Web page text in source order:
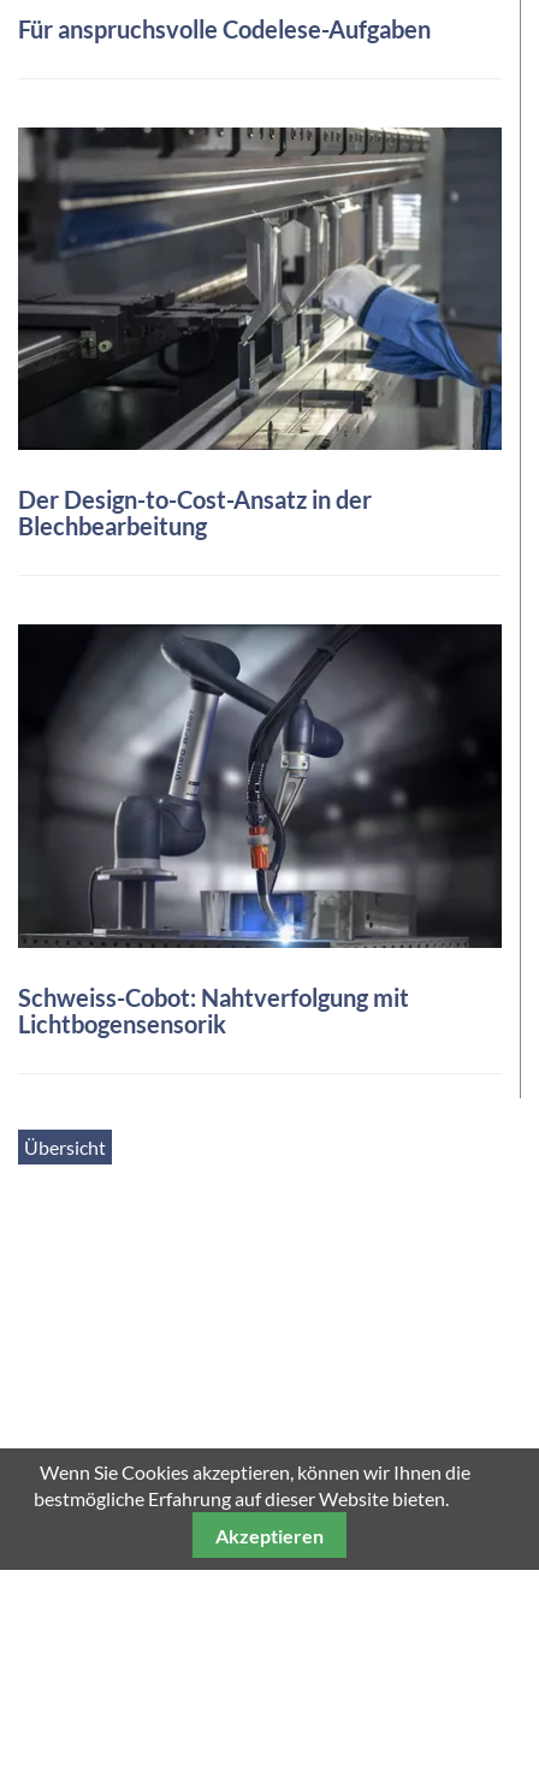
Für anspruchsvolle Codelese-Aufgaben
Der Design-to-Cost-Ansatz in der
Blechbearbeitung
Schweiss-Cobot: Nahtverfolgung mit
Lichtbogensensorik
Übersicht
Wenn Sie Cookies akzeptieren, können wir Ihnen die
bestmögliche Erfahrung auf dieser Website bieten.
Akzeptieren